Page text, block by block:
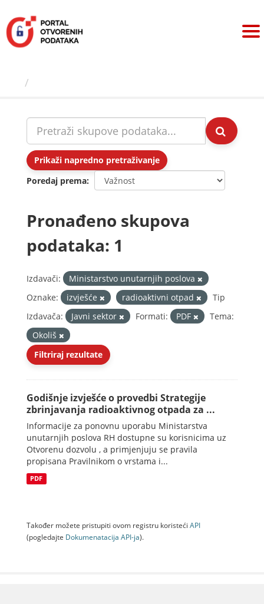
sadržaj
Prikaži napredno pretraživanje
Poredaj prema
Pronađeno skupova
podataka: 1
Izdavači:
Ministarstvo unutarnjih poslova
Oznake:
izvješće radioaktivni otpad
Tip
Izdavača:
Javni sektor Formati: PDF
Tema:
Okoliš
Filtriraj rezultate
Godišnje izvješće o provedbi Strategije
zbrinjavanja radioaktivnog otpada za ...
Informacije za ponovnu uporabu Ministarstva
unutarnjih poslova RH dostupne su korisnicima uz
Otvorenu dozvolu , a primjenjuju se pravila
propisana Pravilnikom o vrstama i...
PDF
Također možete pristupiti ovom registru koristeći API
(pogledajte Dokumenаtаcijа API-jа).